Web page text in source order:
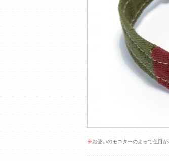
※お使いのモニターのよって色目